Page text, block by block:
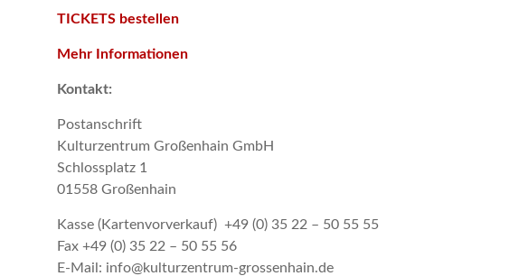
TICKETS bestellen
Mehr Informationen
Kontakt:
Postanschrift
Kulturzentrum Großenhain GmbH
Schlossplatz 1
01558 Großenhain
Kasse (Kartenvorverkauf) +49 (0) 35 22 – 50 55 55
Fax +49 (0) 35 22 – 50 55 56
E-Mail: info@kulturzentrum-grossenhain.de